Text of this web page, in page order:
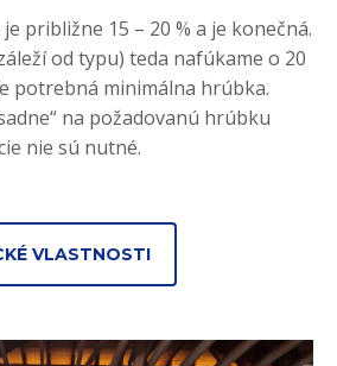
približne 15 – 20 % a je konečná.
od typu) teda nafúkame o 20
potrebná minimálna hrúbka.
na požadovanú hrúbku
nie sú nutné.
VLASTNOSTI